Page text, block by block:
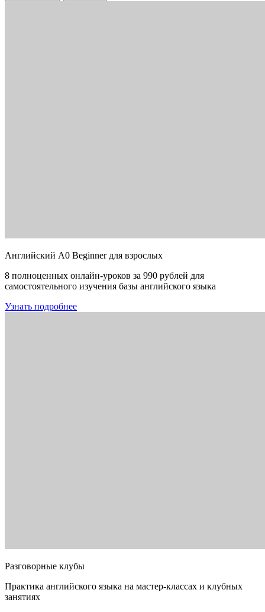
Английский A0 Beginner для взрослых
8 полноценных онлайн-уроков за 990 рублей для
самостоятельного изучения базы английского языка
Узнать подробнее
Разговорные клубы
Практика английского языка на мастер-классах и клубных
занятиях